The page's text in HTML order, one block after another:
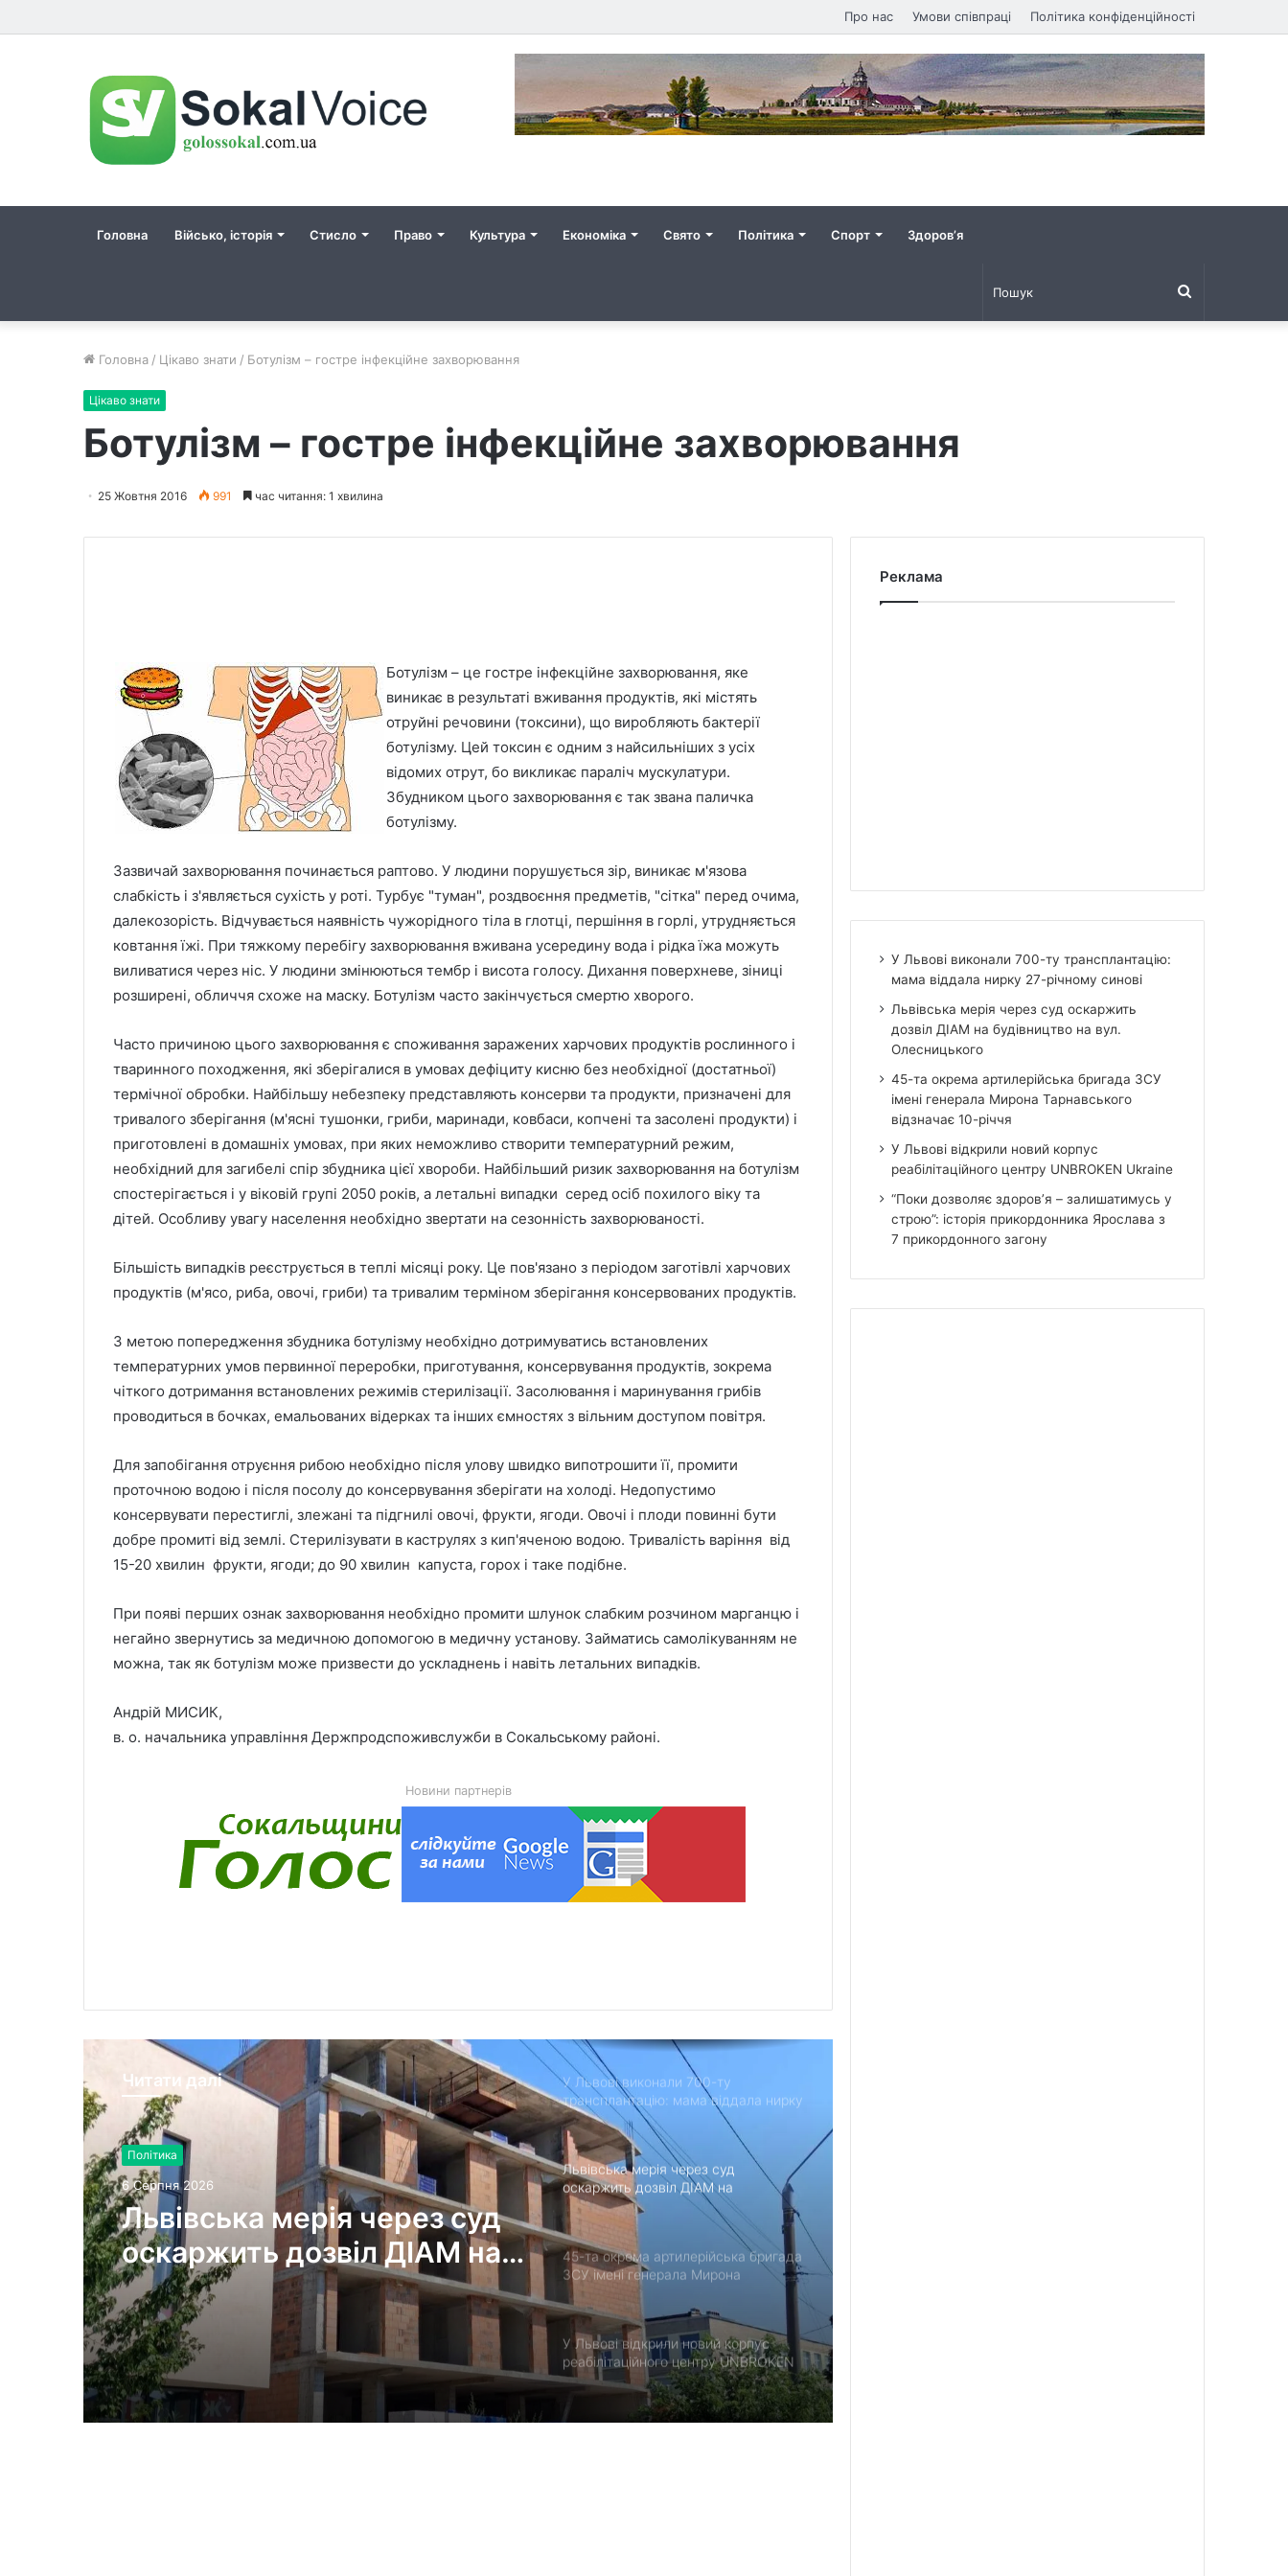
Про нас Умови співпраці Політика конфіденційності
Головна Військо, історія Стисло Право Культура Економіка Свято Політика Спорт Здоров’я
Головна / Цікаво знати / Ботулізм – гостре інфекційне захворювання
Цікаво знати
Ботулізм – гостре інфекційне захворювання
25 Жовтня 2016 991 час читання: 1 хвилина
Ботулізм – це гостре інфекційне захворювання, яке
виникає в результаті вживання продуктів, які містять
отруйні речовини (токсини), що виробляють бактерії
ботулізму. Цей токсин є одним з найсильніших з усіх
відомих отрут, бо викликає параліч мускулатури.
Збудником цього захворювання є так звана паличка
ботулізму.
Зазвичай захворювання починається раптово. У людини порушується зір, виникає м'язова
слабкість і з'являється сухість у роті. Турбує "туман", роздвоєння предметів, "сітка" перед очима,
далекозорість. Відчувається наявність чужорідного тіла в глотці, першіння в горлі, утрудняється
ковтання їжі. При тяжкому перебігу захворювання вживана усередину вода і рідка їжа можуть
виливатися через ніс. У людини змінюються тембр і висота голосу. Дихання поверхневе, зіниці
розширені, обличчя схоже на маску. Ботулізм часто закінчується смертю хворого.
Часто причиною цього захворювання є споживання заражених харчових продуктів рослинного і
тваринного походження, які зберігалися в умовах дефіциту кисню без необхідної (достатньої)
термічної обробки. Найбільшу небезпеку представляють консерви та продукти, призначені для
тривалого зберігання (м'ясні тушонки, гриби, маринади, ковбаси, копчені та засолені продукти) і
приготовлені в домашніх умовах, при яких неможливо створити температурний режим,
необхідний для загибелі спір збудника цієї хвороби. Найбільший ризик захворювання на ботулізм
спостерігається і у віковій групі 2050 років, а летальні випадки серед осіб похилого віку та
дітей. Особливу увагу населення необхідно звертати на сезонність захворюваності.
Більшість випадків реєструється в теплі місяці року. Це пов'язано з періодом заготівлі харчових
продуктів (м'ясо, риба, овочі, гриби) та тривалим терміном зберігання консервованих продуктів.
З метою попередження збудника ботулізму необхідно дотримуватись встановлених
температурних умов первинної переробки, приготування, консервування продуктів, зокрема
чіткого дотримання встановлених режимів стерилізації. Засолювання і маринування грибів
проводиться в бочках, емальованих відерках та інших ємностях з вільним доступом повітря.
Для запобігання отруєння рибою необхідно після улову швидко випотрошити її, промити
проточною водою і після посолу до консервування зберігати на холоді. Недопустимо
консервувати перестиглі, злежані та підгнилі овочі, фрукти, ягоди. Овочі і плоди повинні бути
добре промиті від землі. Стерилізувати в каструлях з кип'яченою водою. Тривалість варіння від
15-20 хвилин фрукти, ягоди; до 90 хвилин капуста, горох і таке подібне.
При появі перших ознак захворювання необхідно промити шлунок слабким розчином марганцю і
негайно звернутись за медичною допомогою в медичну установу. Займатись самолікуванням не
можна, так як ботулізм може призвести до ускладнень і навіть летальних випадків.
Андрій МИСИК,
в. о. начальника управління Держпродспоживслужби в Сокальському районі.
Новини партнерів
Читати далі
Політика
6 Серпня 2026
Львівська мерія через суд
оскаржить дозвіл ДІАМ на
будівництво на вул.
Олесницького
Львівська мерія через суд
оскаржить дозвіл ДІАМ на
45-та окрема артилерійська бригада
ЗСУ імені генерала Мирона
У Львові відкрили новий корпус
реабілітаційного центру UNBROKEN
Ukraine
“Поки дозволяє здоров’я –
мораторій на російськомовний
У Львові виконали 700-ту
трансплантацію: мама віддала нирку
27-річному синові
Львівська мерія через суд
оскаржить дозвіл ДІАМ на
будівництво на вул. Олесницького
45-та окрема артилерійська бригада
ЗСУ імені генерала Мирона
Тарнавського відзначає 10-річчя
У Львові відкрили новий корпус
реабілітаційного центру UNBROKEN
Ukraine
Реклама
У Львові виконали 700-ту трансплантацію:
мама віддала нирку 27-річному синові
Львівська мерія через суд оскаржить
дозвіл ДІАМ на будівництво на вул.
Олесницького
45-та окрема артилерійська бригада ЗСУ
імені генерала Мирона Тарнавського
відзначає 10-річчя
У Львові відкрили новий корпус
реабілітаційного центру UNBROKEN Ukraine
“Поки дозволяє здоров’я – залишатимусь у
строю”: історія прикордонника Ярослава з
7 прикордонного загону